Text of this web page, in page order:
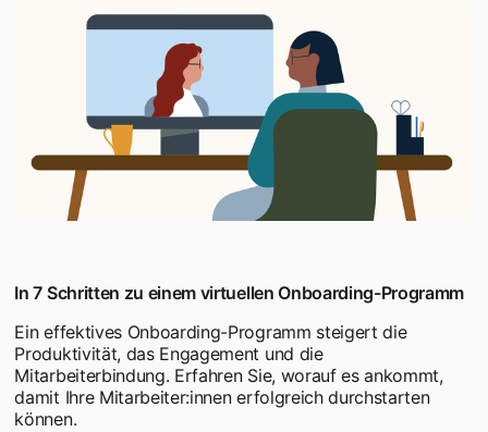
In 7 Schritten zu einem virtuellen Onboarding-Programm
Ein effektives Onboarding-Programm steigert die
Produktivität, das Engagement und die
Mitarbeiterbindung. Erfahren Sie, worauf es ankommt,
damit Ihre Mitarbeiter:innen erfolgreich durchstarten
können.